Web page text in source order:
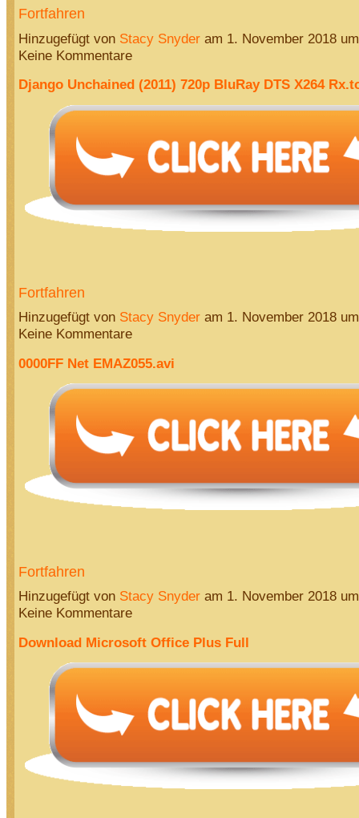
Fortfahren
Hinzugefügt von Stacy Snyderam 1. November 2018
Keine Kommentare
Django Unchained (2011) 720p BluRay DTS X264
Fortfahren
Hinzugefügt von Stacy Snyderam 1. November 2018
Keine Kommentare
0000FF Net EMAZ055.avi
Fortfahren
Hinzugefügt von Stacy Snyderam 1. November 2018
Keine Kommentare
Download Microsoft Office Plus Full